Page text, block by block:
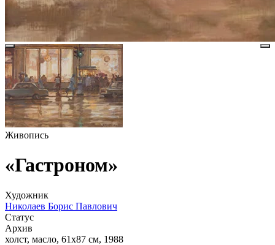
Живопись
«Гастроном»
Художник
Николаев Борис Павлович
Статус
Архив
холст, масло, 61х87 см, 1988